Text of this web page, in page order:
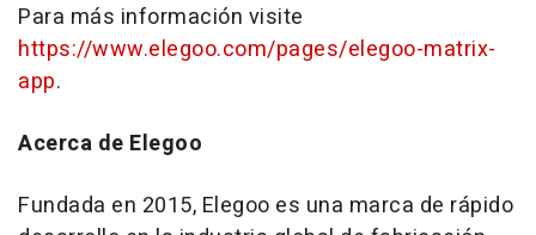
Para más información visite
https://www.elegoo.com/pages/elegoo-matrix-
app.
Acerca de Elegoo
Fundada en 2015, Elegoo es una marca de rápido